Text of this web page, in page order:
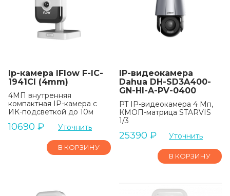
Ip-камера IFlow F-IC-
1941CI (4mm)
4МП внутренняя
компактная IP-камера c
ИК-подсветкой до 10м
10690 ₽ Уточнить
В КОРЗИНУ
IP-видеокамера
Dahua DH-SD3A400-
GN-HI-A-PV-0400
PT IP-видеокамера 4 Мп,
КМОП-матрица STARVIS
1/3
25390 ₽ Уточнить
В КОРЗИНУ